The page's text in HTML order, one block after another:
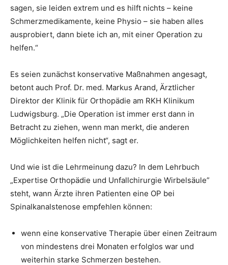
sagen, sie leiden extrem und es hilft nichts – keine
Schmerzmedikamente, keine Physio – sie haben alles
ausprobiert, dann biete ich an, mit einer Operation zu
helfen.“
Es seien zunächst konservative Maßnahmen angesagt,
betont auch Prof. Dr. med. Markus Arand, Ärztlicher
Direktor der Klinik für Orthopädie am RKH Klinikum
Ludwigsburg. „Die Operation ist immer erst dann in
Betracht zu ziehen, wenn man merkt, die anderen
Möglichkeiten helfen nicht“, sagt er.
Und wie ist die Lehrmeinung dazu? In dem Lehrbuch
„Expertise Orthopädie und Unfallchirurgie Wirbelsäule”
steht, wann Ärzte ihren Patienten eine OP bei
Spinalkanalstenose empfehlen können:
wenn eine konservative Therapie über einen Zeitraum
von mindestens drei Monaten erfolglos war und
weiterhin starke Schmerzen bestehen.